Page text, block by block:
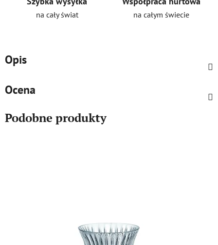
na cały świat na całym świecie
Opis
Ocena
Podobne produkty